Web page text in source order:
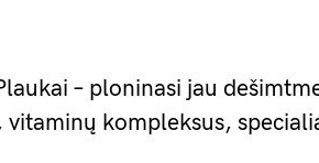
– ploninasi jau
vitaminų kompleksus,